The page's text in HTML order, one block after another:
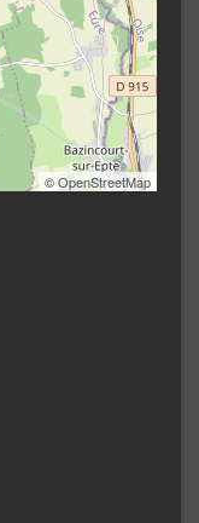
©OpenStreetMap